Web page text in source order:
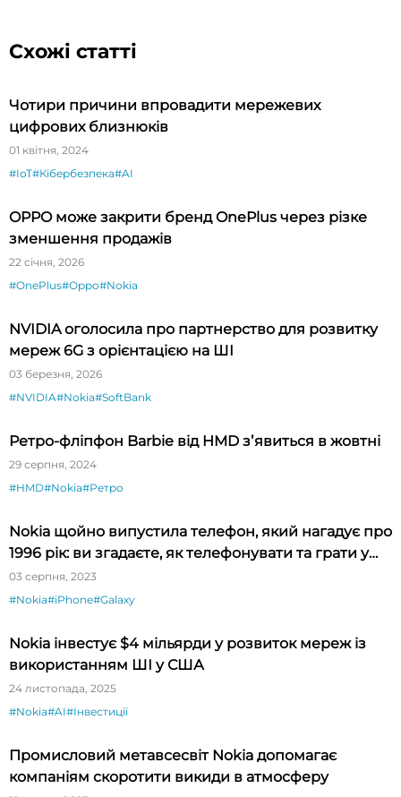
Схожі статті
Чотири причини впровадити мережевих
цифрових близнюків
01 квітня, 2024
#IoT#Кібербезпека#AI
OPPO може закрити бренд OnePlus через різке
зменшення продажів
22 січня, 2026
#OnePlus#Oppo#Nokia
NVIDIA оголосила про партнерство для розвитку
мереж 6G з орієнтацією на ШІ
03 березня, 2026
#NVIDIA#Nokia#SoftBank
Ретро-фліпфон Barbie від HMD зʼявиться в жовтні
29 серпня, 2024
#HMD#Nokia#Ретро
Nokia щойно випустила телефон, який нагадує про
1996 рік: ви згадаєте, як телефонувати та грати у
«змійку»
03 серпня, 2023
#Nokia#iPhone#Galaxy
Nokia інвестує $4 мільярди у розвиток мереж із
використанням ШІ у США
24 листопада, 2025
#Nokia#AI#Інвестиції
Промисловий метавсесвіт Nokia допомагає
компаніям скоротити викиди в атмосферу